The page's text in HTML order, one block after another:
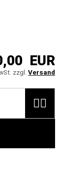
EUR
zzgl. Versand
